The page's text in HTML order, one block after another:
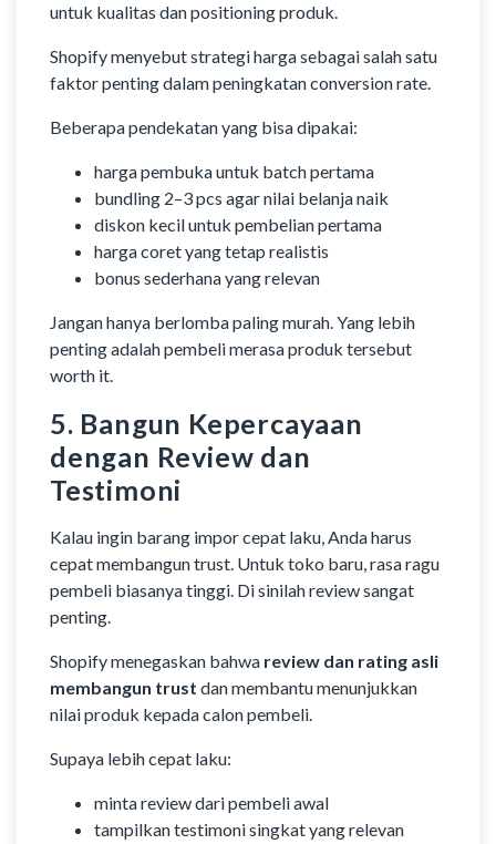
untuk kualitas dan positioning produk.
Shopify menyebut strategi harga sebagai salah satu
faktor penting dalam peningkatan conversion rate.
Beberapa pendekatan yang bisa dipakai:
harga pembuka untuk batch pertama
bundling 2–3 pcs agar nilai belanja naik
diskon kecil untuk pembelian pertama
harga coret yang tetap realistis
bonus sederhana yang relevan
Jangan hanya berlomba paling murah. Yang lebih
penting adalah pembeli merasa produk tersebut
worth it.
5. Bangun Kepercayaan
dengan Review dan
Testimoni
Kalau ingin barang impor cepat laku, Anda harus
cepat membangun trust. Untuk toko baru, rasa ragu
pembeli biasanya tinggi. Di sinilah review sangat
penting.
Shopify menegaskan bahwa review dan rating asli
membangun trust dan membantu menunjukkan
nilai produk kepada calon pembeli.
Supaya lebih cepat laku:
minta review dari pembeli awal
tampilkan testimoni singkat yang relevan